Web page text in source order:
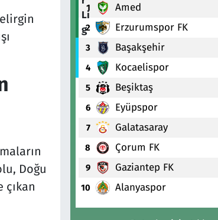
Doğu
1 Amed
2 Erzurumspor FK
3 Başakşehir
4 Kocaelispor
5 Beşiktaş
6 Eyüpspor
7 Galatasaray
8 Çorum FK
9 Gaziantep FK
10 Alanyaspor